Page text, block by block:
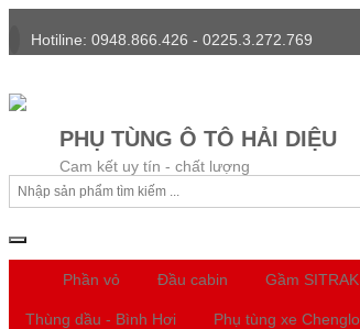
Hotiline: 0948.866.426 - 0225.3.272.769
PHỤ TÙNG Ô TÔ HẢI DIỆU
Cam kết uy tín - chất lượng
Phần vỏ Đầu cabin Gầm
Thùng dầu - Bình Hơi Phụ tùng xe